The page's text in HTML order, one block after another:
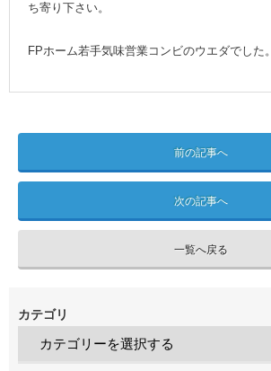
ち寄り下さい。
FPホーム若手気味営業コンビのウエダでした。
前の記事へ
次の記事へ
一覧へ戻る
カテゴリ